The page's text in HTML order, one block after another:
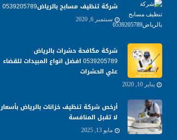
شركة تنظيف مسابح بالرياض0539205789
سبتمبر 6, 2020
شركة مكافحة حشرات بالرياض
0539205789 افضل انواع المبيدات للقضاء
علي الحشرات
يناير 10, 2020
أرخص شركة تنظيف خزانات بالرياض بأسعار
لا تقبل المنافسة
مايو 13, 2025